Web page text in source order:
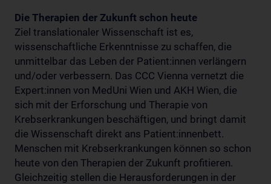
Die Therapien der Zukunft schon heute
Ziel translationaler Wissenschaft ist es,
wissenschaftliche Erkenntnisse zu schaffen, die
unmittelbar das Leben der Patient:innen verlängern
und/oder verbessern. Das CCC Vienna vernetzt die
Expert:innen von MedUni Wien und AKH Wien, die
sich mit der Erforschung und Therapie von
Krebserkrankungen beschäftigen, und bringt damit
die Wissenschaft direkt ans Patient:innenbett.
Menschen mit Krebserkrankungen können so schon
heute von den Therapien der Zukunft profitieren.
Gleichzeitig stellen die Herausforderungen in der